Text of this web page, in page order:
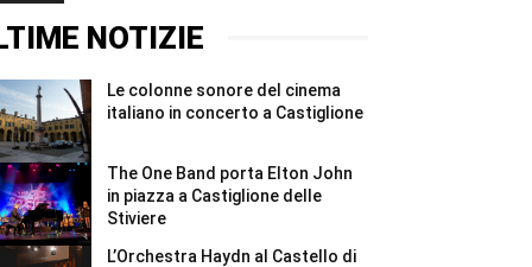
gli
sprechi
quattro
giorni
due
notti
per
i
Madonnari
#Shorts
NOTIZIE
Le colonne sonore del cinema
italiano in concerto a Castiglione
The One Band porta Elton John
in piazza a Castiglione delle
Stiviere
L’Orchestra Haydn al Castello di